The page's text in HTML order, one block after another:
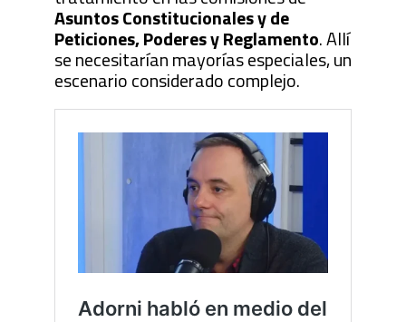
Asuntos Constitucionales y de
Peticiones, Poderes y Reglamento. Allí
se necesitarían mayorías especiales, un
escenario considerado complejo.